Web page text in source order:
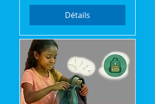
Détails